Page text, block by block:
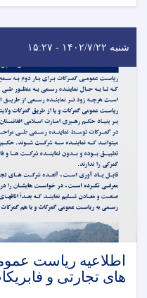
شنبه ۱۴۰۲/۷/۲۲ - ۱۵:۲۷
اطلاعیه ریاست
های تجارتی و